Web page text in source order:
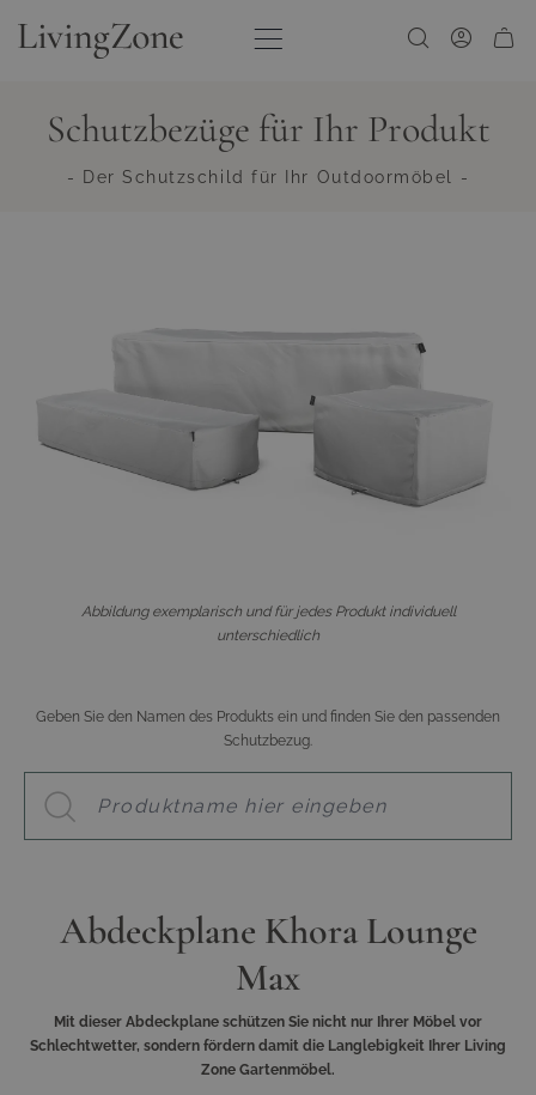
Schutzbezüge für Ihr Produkt
- Der Schutzschild für Ihr Outdoormöbel -
Abbildung exemplarisch und für jedes Produkt individuell
unterschiedlich
Geben Sie den Namen des Produkts ein und finden Sie den passenden
Schutzbezug.
Abdeckplane Khora Lounge
Max
Mit dieser Abdeckplane schützen Sie nicht nur Ihrer Möbel vor
Schlechtwetter, sondern fördern damit die Langlebigkeit Ihrer Living
Zone Gartenmöbel.